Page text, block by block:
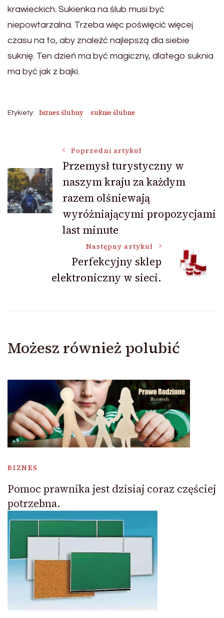
krawieckich. Sukienka na ślub musi być
niepowtarzalna. Trzeba więc poświęcić więcej
czasu na to, aby znaleźć najlepszą dla siebie
suknię. Ten dzień ma być magiczny, dlatego suknia
ma być jak z bajki.
Etykiety: biznes ślubny suknie ślubne
Nawigacja
wpisu
Poprzedni artykuł
Przemysł turystyczny w
naszym kraju za każdym
razem olśniewają
wyróżniającymi propozycjami
last minute
Następny artykuł
Perfekcyjny sklep
elektroniczny w sieci.
Możesz również polubić
BIZNES
Pomoc prawnika jest dzisiaj coraz częściej
potrzebna.